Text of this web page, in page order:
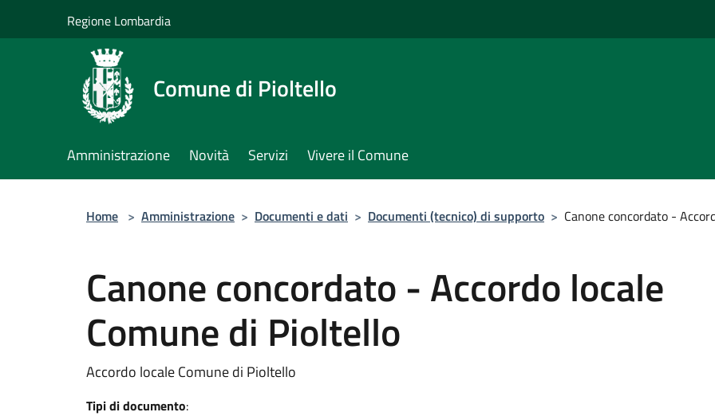
Regione Lombardia
Comune di Pioltello
Amministrazione Novità Servizi Vivere il Comune
Home > Amministrazione > Documenti e dati > Documenti (tecnico) di supporto > Canone concordato -
Canone concordato - Accordo locale
Comune di Pioltello
Accordo locale Comune di Pioltello
Tipi di documento: